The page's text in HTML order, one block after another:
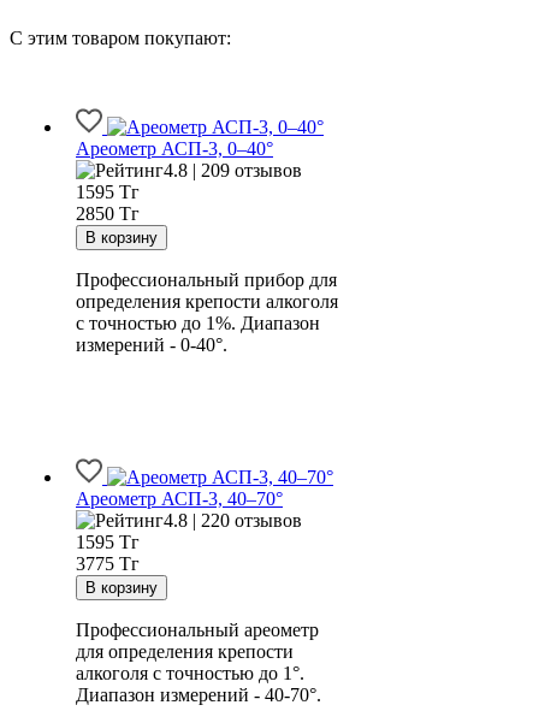
С этим товаром покупают:
Ареометр АСП-3, 0–40°
4.8 | 209 отзывов
1595 Тг
2850 Тг
Профессиональный прибор для
определения крепости алкоголя
с точностью до 1%. Диапазон
измерений - 0-40°.
Ареометр АСП-3, 40–70°
4.8 | 220 отзывов
1595 Тг
3775 Тг
Профессиональный ареометр
для определения крепости
алкоголя с точностью до 1°.
Диапазон измерений - 40-70°.